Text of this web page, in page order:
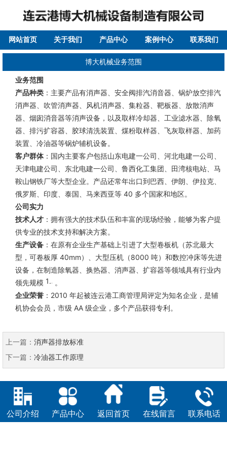
网站首页 关于我们 产品中心 案例中心 联系我们
博大机械业务范围
业务范围
产品种类 ：主要产品有消声器、安全阀排汽消音器、锅炉放空排汽
消声器、吹管消声器、风机消声器、集粒器、靶板器、放散消声
器、烟囱消音器等消声设备，以及取样冷却器、工业滤水器、除氧
器、排污扩容器、胶球清洗装置、煤粉取样器、飞灰取样器、加药
装置、冷油器等锅炉辅机设备。
客户群体：国内主要客户包括山东电建一公司、河北电建一公司、
天津电建公司、东北电建一公司、鲁西化工集团、田湾核电站、马
鞍山钢铁厂等大型企业。产品还常年出口到巴西、伊朗、伊拉克、
俄罗斯、印度、泰国、马来西亚等 40 多个国家和地区。
公司实力
技术人才 ：拥有强大的技术队伍和丰富的现场经验，能够为客户提
供专业的技术支持和解决方案。
生产设备 ：在原有企业生产基础上引进了大型卷板机（苏北最大
型，可卷板厚 40mm）、大型压机（8000 吨）和数控冲床等先进
设备，在制造除氧器、换热器、消声器、扩容器等领域具有行业内
领先规模
14 。
企业荣誉 ：2010 年起被连云港工商管理局评定为知名企业，是辅
机协会会员，市级 AA 级企业，多个产品获得专利。
上一篇： 消声器排放标准
下一篇： 冷油器工作原理
公司介绍 产品中心 返回首页 在线留言 联系电话